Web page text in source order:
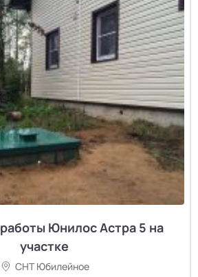
Юнилос Астра 5 на
участке
СНТ Юбилейное